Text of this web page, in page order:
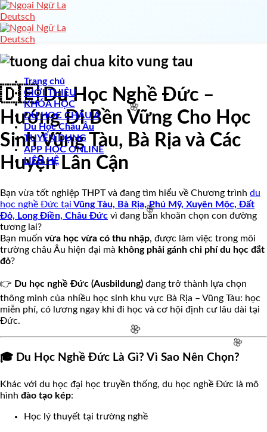
🌸
🌸
Skip
to
content
Trang chủ
GIỚI THIỆU
KHÓA HỌC
DU HỌC CHÂU Á
Du Học Châu Âu
TUYỂN DỤNG
APP HỌC ONLINE
LIÊN HỆ
🇩🇪 Du Học Nghề Đức –
Hướng Đi Bền Vững Cho Học
Sinh Vũng Tàu, Bà Rịa và Các
Huyện Lân Cận
Bạn vừa tốt nghiệp THPT và đang tìm hiểu về Chương trình du
học nghề Đức tại Vũng Tàu, Bà Rịa, Phú Mỹ, Xuyên Mộc, Đất
Đỏ, Long Điền, Châu Đức vì đang băn khoăn chọn con đường
tương lai?
Bạn muốn vừa học vừa có thu nhập, được làm việc trong môi
trường châu Âu hiện đại mà không phải gánh chi phí du học đắt
đỏ?
👉 Du học nghề Đức (Ausbildung) đang trở thành lựa chọn
thông minh của nhiều học sinh khu vực Bà Rịa – Vũng Tàu: học
miễn phí, có lương ngay khi đi học và cơ hội định cư lâu dài tại
Đức.
🎓 Du Học Nghề Đức Là Gì? Vì Sao Nên Chọn?
Khác với du học đại học truyền thống, du học nghề Đức là mô
hình đào tạo kép:
Học lý thuyết tại trường nghề